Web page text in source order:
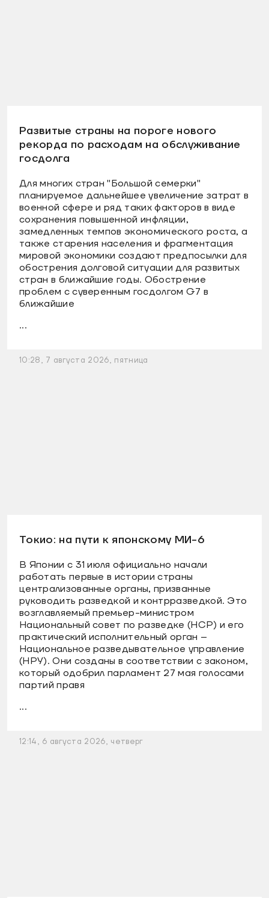
Развитые страны на пороге нового
рекорда по расходам на обслуживание
госдолга
Для многих стран "Большой семерки"
планируемое дальнейшее увеличение затрат в
военной сфере и ряд таких факторов в виде
сохранения повышенной инфляции,
замедленных темпов экономического роста, а
также старения населения и фрагментация
мировой экономики создают предпосылки для
обострения долговой ситуации для развитых
стран в ближайшие годы. Обострение
проблем с суверенным госдолгом G7 в
ближайшие
...
10:28, 7 августа 2026, пятница
Токио: на пути к японскому МИ-6
В Японии с 31 июля официально начали
работать первые в истории страны
централизованные органы, призванные
руководить разведкой и контрразведкой. Это
возглавляемый премьер-министром
Национальный совет по разведке (НСР) и его
практический исполнительный орган –
Национальное разведывательное управление
(НРУ). Они созданы в соответствии с законом,
который одобрил парламент 27 мая голосами
партий правя
...
12:14, 6 августа 2026, четверг